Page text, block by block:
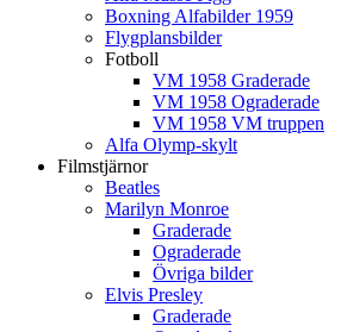
Boxning Alfabilder 1959
Flygplansbilder
Fotboll
VM 1958 Graderade
VM 1958 Ograderade
VM 1958 VM truppen
Alfa Olymp-skylt
Filmstjärnor
Beatles
Marilyn Monroe
Graderade
Ograderade
Övriga bilder
Elvis Presley
Graderade